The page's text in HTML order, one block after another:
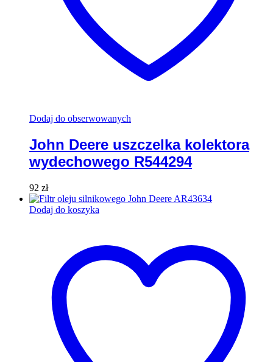
Dodaj do obserwowanych
John Deere uszczelka kolektora
wydechowego R544294
92 zł
Dodaj do koszyka